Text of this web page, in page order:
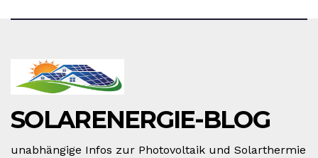
SOLARENERGIE-BLOG
unabhängige Infos zur Photovoltaik und Solarthermie